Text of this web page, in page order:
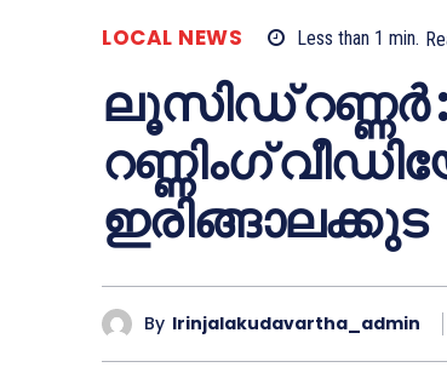
LOCAL NEWS Less than 1 min.
ലൂസിഡ്
റണ്ണിംഗ്
ഇരിങ്ങാലക്കുട
By Irinjalakudavartha_admin